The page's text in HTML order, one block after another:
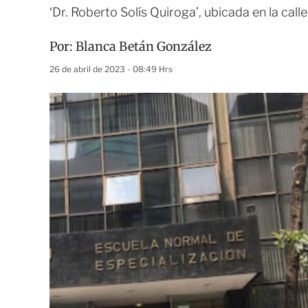
‘Dr. Roberto Solís Quiroga’, ubicada en la
Por: Blanca Betán González
26 de abril de 2023 - 08:49 Hrs